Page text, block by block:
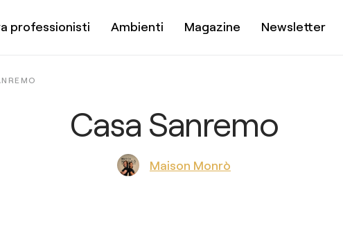
professionisti Ambienti Magazine Newsletter
Casa Sanremo
Maison Monrò